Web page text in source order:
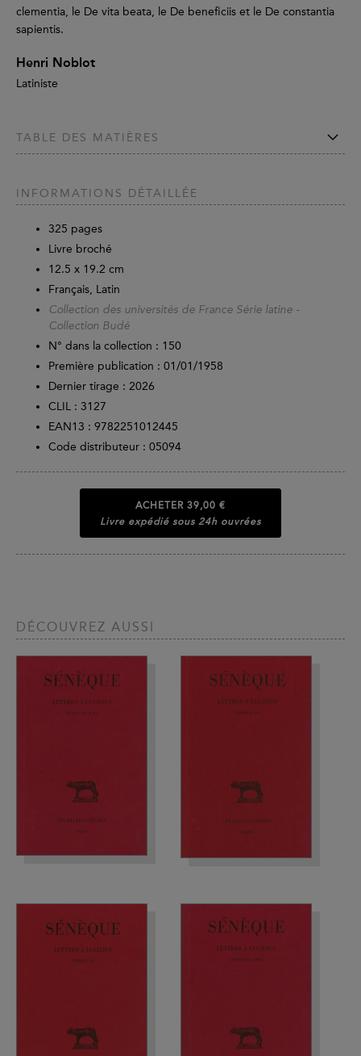
clementia, le De vita beata, le De beneficiis et le De constantia
sapientis.
Henri Noblot
Latiniste
TABLE DES MATIÈRES
INFORMATIONS DÉTAILLÉE
325 pages
Livre broché
12.5 x 19.2 cm
Français, Latin
Collection des universités de France Série latine -
Collection Budé
N° dans la collection : 150
Première publication : 01/01/1958
Dernier tirage : 2026
CLIL : 3127
EAN13 : 9782251012445
Code distributeur : 05094
ACHETER 39,00 €
Livre expédié sous 24h ouvrées
DÉCOUVREZ AUSSI